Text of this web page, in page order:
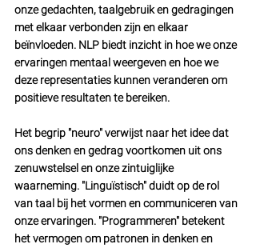
onze gedachten, taalgebruik en gedragingen
met elkaar verbonden zijn en elkaar
beïnvloeden. NLP biedt inzicht in hoe we onze
ervaringen mentaal weergeven en hoe we
deze representaties kunnen veranderen om
positieve resultaten te bereiken.
Het begrip "neuro" verwijst naar het idee dat
ons denken en gedrag voortkomen uit ons
zenuwstelsel en onze zintuiglijke
waarneming. "Linguïstisch" duidt op de rol
van taal bij het vormen en communiceren van
onze ervaringen. "Programmeren" betekent
het vermogen om patronen in denken en